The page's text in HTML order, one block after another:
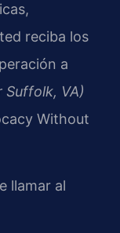
reciba los
a
VA)
Without
llamar al